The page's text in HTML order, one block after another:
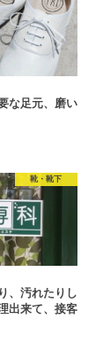
な足元、磨い
靴・靴下
、汚れたりし
出来て、接客